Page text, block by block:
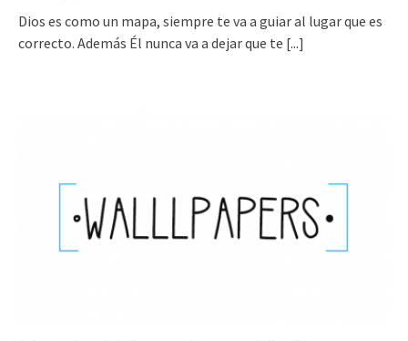
Dios es como un mapa, siempre te va a guiar al lugar que es
correcto. Además Él nunca va a dejar que te [...]